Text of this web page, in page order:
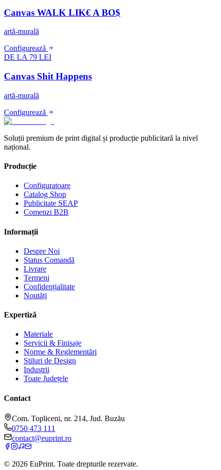
Canvas WALK LIK€ A BO$
artă-murală
Configurează
DE LA 79 LEI
Canvas Shit Happens
artă-murală
Configurează
Soluții premium de print digital și producție publicitară la nivel
național.
Producție
Configuratoare
Catalog Shop
Publicitate SEAP
Comenzi B2B
Informații
Despre Noi
Status Comandă
Livrare
Termeni
Confidențialitate
Noutăți
Expertiză
Materiale
Servicii & Finisaje
Norme & Reglementări
Stiluri de Design
Industrii
Toate Județele
Contact
Com. Topliceni, nr. 214, Jud. Buzău
0750 473 111
contact@euprint.ro
© 2026 EuPrint. Toate drepturile rezervate.